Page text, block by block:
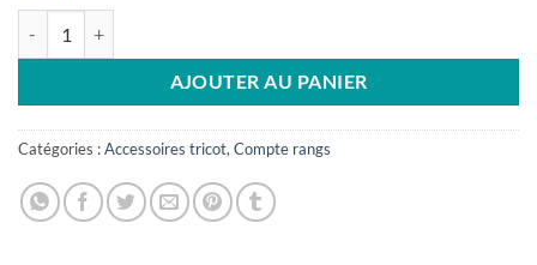
AJOUTER AU PANIER
Catégories :Accessoires tricot,Compte rangs